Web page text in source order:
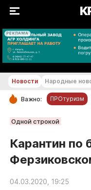
РЕКЛАМА
РУБРИКИ
Статьи
Народные
Новости Народные
Важно: ПРОтуризм
Одной строкой
Карантин по
04.03.2020, 19:25